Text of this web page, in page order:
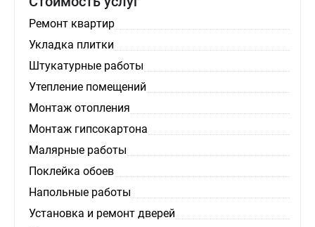
Ремонт квартир
Укладка плитки
Штукатурные работы
Утепление помещений
Монтаж отопления
Монтаж гипсокартона
Малярные работы
Поклейка обоев
Напольные работы
Установка и ремонт дверей